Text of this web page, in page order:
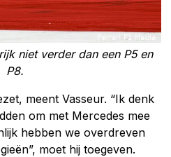
niet verder dan een P5 en
P8.
meent Vasseur. “Ik denk
om met Mercedes mee
hebben we overdreven
moet hij toegeven.